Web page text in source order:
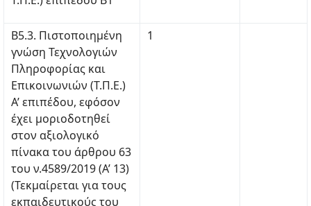
Β5.3. Πιστοποιημένη
γνώση Τεχνολογιών
Πληροφορίας και
Επικοινωνιών (Τ.Π.Ε.)
Α’ επιπέδου, εφόσον
έχει μοριοδοτηθεί
στον αξιολογικό
πίνακα του άρθρου 63
του ν.4589/2019 (Α’ 13)
(Τεκμαίρεται για τους
εκπαιδευτικούς του
1